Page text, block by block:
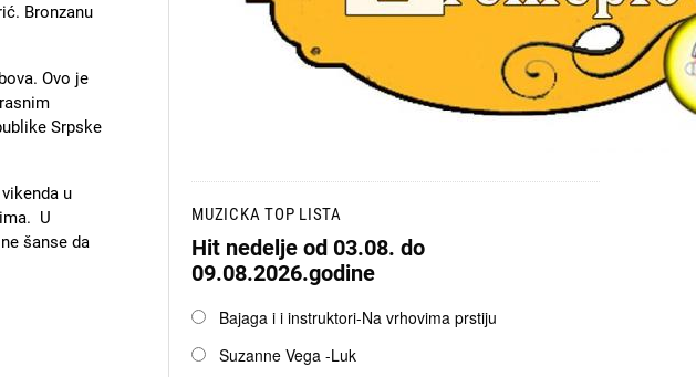
Bronzanu
Ovo je
Srpske
u
U
šanse da
MUZICKA TOP LISTA
Hit nedelje od 03.08. do
09.08.2026.godine
OpcijeBajaga i i instruktori-Na vrhovima prstiju
Suzanne Vega -Luk